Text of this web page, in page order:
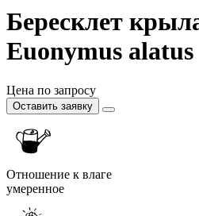
Бересклет
Euonymus alatus
Цена по запросу
Оставить заявку
Отношение к влаге
умеренное